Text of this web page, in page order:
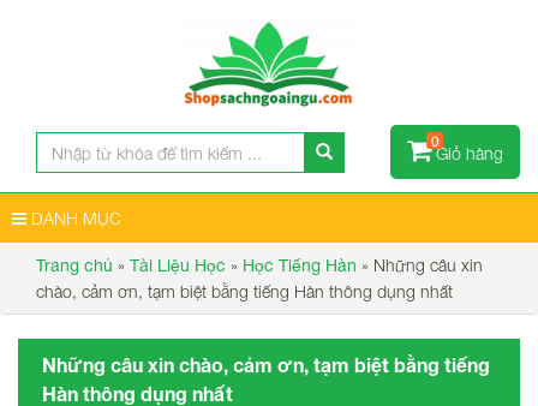
Giỏ hàng
0
DANH MỤC
Trang chủ » Tài Liệu Học » Học Tiếng Hàn » Những câu xin
chào, cảm ơn, tạm biệt bằng tiếng Hàn thông dụng nhất
Những câu xin chào, cảm ơn, tạm biệt bằng tiếng
Hàn thông dụng nhất